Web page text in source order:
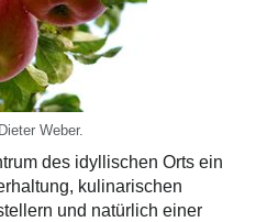
Weber.
des idyllischen Orts ein
kulinarischen
und natürlich einer